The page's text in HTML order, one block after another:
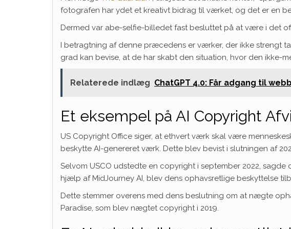
fotografen har ydet et kreativt bidrag til værket, og det er en
Dermed var abe-selfie-billedet fast besluttet på at være i det
I betragtning af denne præcedens er værker, der ikke strengt
grad kan bevise, at de har skabt den situation, hvor den ikke-
Relaterede indlæg ChatGPT 4.0: Får adgang til
Et eksempel på AI Copyright
US Copyright Office siger, at ethvert værk skal være
beskytte AI-genereret værk. Dette blev bevist i slutningen af
Selvom USCO udstedte en copyright i september 2022,
hjælp af MidJourney AI, blev dens ophavsretlige beskyttelse
Dette stemmer overens med dens beslutning om at nægte
Paradise, som blev nægtet copyright i 2019.